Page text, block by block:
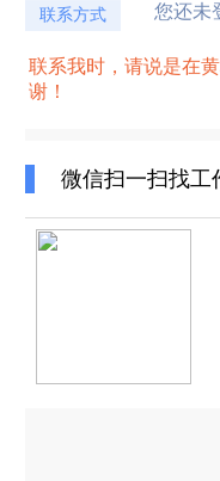
联系方式 您还未
联系我时，请说是在
谢！
微信扫一扫找工